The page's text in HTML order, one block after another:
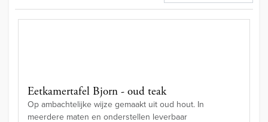
Eetkamertafel Bjorn - oud teak
Op ambachtelijke wijze gemaakt uit oud hout. In
meerdere maten en onderstellen leverbaar